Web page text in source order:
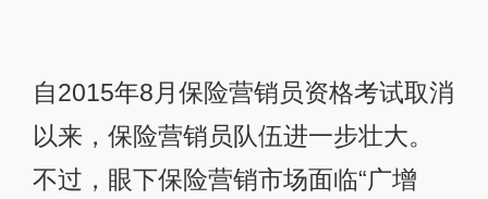
自2015年8月保险营销员资格考试取消
以来，保险营销员队伍进一步壮大。
不过，眼下保险营销市场面临“广增